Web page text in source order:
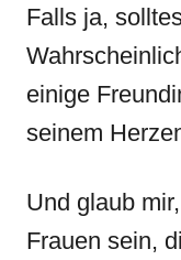
Falls ja,
einige
seinem
Und glaub
Frauen sein,